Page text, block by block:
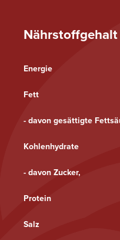
Energie
Fett
- davon gesättigte
Kohlenhydrate
- davon Zucker,
Protein
Salz